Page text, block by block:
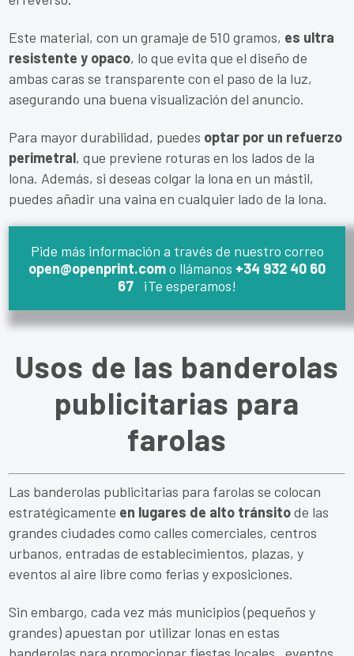
Este material, con un gramaje de 510 gramos, es ultra
resistente y opaco, lo que evita que el diseño de
ambas caras se transparente con el paso de la luz,
asegurando una buena visualización del anuncio.
Para mayor durabilidad, puedes optar por un refuerzo
perimetral, que previene roturas en los lados de la
lona. Además, si deseas colgar la lona en un mástil,
puedes añadir una vaina en cualquier lado de la lona.
Pide más información a través de nuestro correo
open@openprint.como llámanos +34 932 40 60
67
¡Te esperamos!
Usos de las banderolas
publicitarias para
farolas
Las banderolas publicitarias para farolas se colocan
estratégicamente en lugares de alto tránsitode las
grandes ciudades como calles comerciales, centros
urbanos, entradas de establecimientos, plazas, y
eventos al aire libre como ferias y exposiciones.
Sin embargo, cada vez más municipios (pequeños y
grandes) apuestan por utilizar lonas en estas